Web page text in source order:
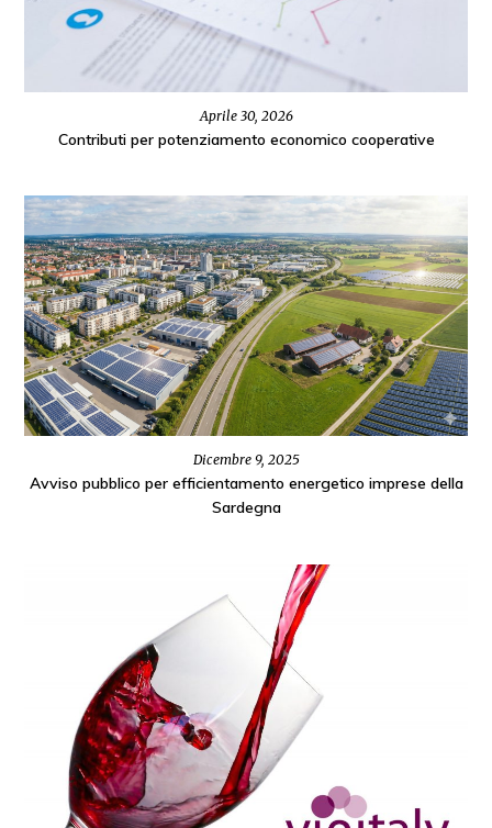
Aprile 30, 2026
Contributi per potenziamento economico cooperative
Dicembre 9, 2025
Avviso pubblico per efficientamento energetico imprese della
Sardegna